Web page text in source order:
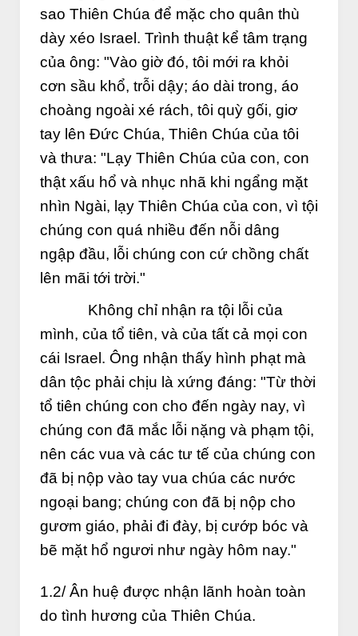
sao Thiên Chúa để mặc cho quân thù
dày xéo Israel. Trình thuật kể tâm trạng
của ông: "Vào giờ đó, tôi mới ra khỏi
cơn sầu khổ, trỗi dậy; áo dài trong, áo
choàng ngoài xé rách, tôi quỳ gối, giơ
tay lên Đức Chúa, Thiên Chúa của tôi
và thưa: "Lạy Thiên Chúa của con, con
thật xấu hổ và nhục nhã khi ngẩng mặt
nhìn Ngài, lạy Thiên Chúa của con, vì tội
chúng con quá nhiều đến nỗi dâng
ngập đầu, lỗi chúng con cứ chồng chất
lên mãi tới trời."
Không chỉ nhận ra tội lỗi của
mình, của tổ tiên, và của tất cả mọi con
cái Israel. Ông nhận thấy hình phạt mà
dân tộc phải chịu là xứng đáng: "Từ thời
tổ tiên chúng con cho đến ngày nay, vì
chúng con đã mắc lỗi nặng và phạm tội,
nên các vua và các tư tế của chúng con
đã bị nộp vào tay vua chúa các nước
ngoại bang; chúng con đã bị nộp cho
gươm giáo, phải đi đày, bị cướp bóc và
bẽ mặt hổ ngươi như ngày hôm nay."
1.2/ Ân huệ được nhận lãnh hoàn toàn
do tình hương của Thiên Chúa.